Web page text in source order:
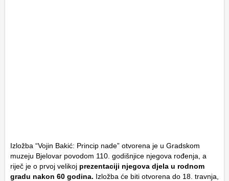
Izložba “Vojin Bakić: Princip nade” otvorena je u Gradskom
muzeju Bjelovar povodom 110. godišnjice njegova rođenja, a
riječ je o prvoj velikoj prezentaciji njegova djela u rodnom
gradu nakon 60 godina. Izložba će biti otvorena do 18. travnja,